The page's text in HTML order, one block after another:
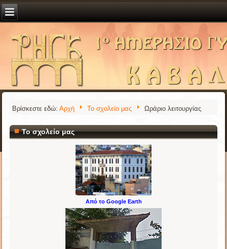
Βρίσκεστε εδώ:Αρχή Το σχολείο μας Ωράριο λειτουργίας
Το σχολείο μας
Από το Google Earth